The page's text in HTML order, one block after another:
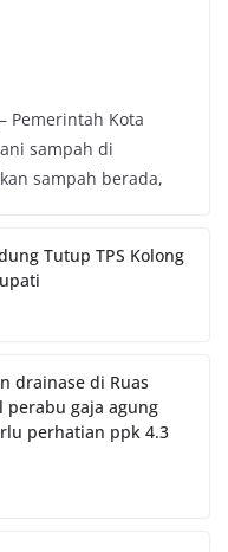
Pemerintah Kota
sampah di
sampah berada,
Tutup TPS Kolong
drainase di Ruas
perabu gaja agung
perhatian ppk 4.3